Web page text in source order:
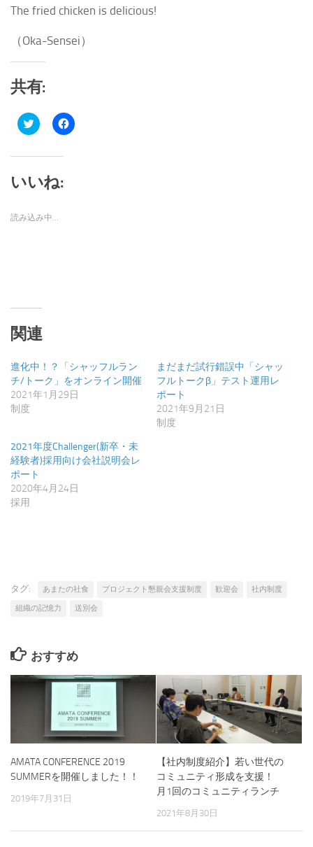
The fried chicken is delicious!
（Oka-Sensei）
共有:
ク
リ
し
Twitter
で
(新
し
ま
Facebook
で
開
き
ま
す)
いいね:
読み込み中…
関連
進化中！？「シャッフルラン
チ/トーク」をオンライン開催
2021年1月29日
制度
まだまだ試行錯誤中「シャッ
フルトークβ」テスト運用レ
ポート
2021年9月21日
制度
2021年度Challenger(新卒・未
経験者)採用向け会社説明会レ
ポート
2020年4月24日
採用
タグ: あまたの社食 プロジェクト懇親会支援制度 歓迎会 社内制度
組織の記憶力 送別会
おすすめ
AMATA CONFERENCE 2019
SUMMERを開催しました！！
2019年7月31日
【社内制度紹介】若い世代の
コミュニティ形成を支援！
月1回のコミュニティランチ
2021年8月30日